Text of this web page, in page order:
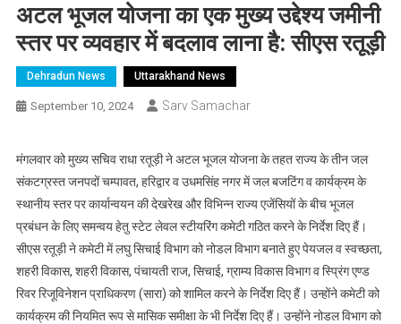
अटल भूजल योजना का एक मुख्य उद्देश्य जमीनी
स्तर पर व्यवहार में बदलाव लाना है: सीएस रतूड़ी
Dehradun News Uttarakhand News
September 10, 2024 Sarv Samachar
मंगलवार को मुख्य सचिव राधा रतूड़ी ने अटल भूजल योजना के तहत राज्य के तीन जल
संकटग्रस्त जनपदों चम्पावत, हरिद्वार व उधमसिंह नगर में जल बजटिंग व कार्यक्रम के
स्थानीय स्तर पर कार्यान्वयन की देखरेख और विभिन्न राज्य एजेंसियों के बीच भूजल
प्रबंधन के लिए समन्वय हेतु स्टेट लेवल स्टीयरिंग कमेटी गठित करने के निर्देश दिए हैं।
सीएस रतूड़ी ने कमेटी में लघु सिचाई विभाग को नोडल विभाग बनाते हुए पेयजल व स्वच्छता,
शहरी विकास, शहरी विकास, पंचायती राज, सिचाई, ग्राम्य विकास विभाग व स्प्रिंग एण्ड
रिवर रिजूविनेशन प्राधिकरण (सारा) को शामिल करने के निर्देश दिए हैं। उन्होंने कमेटी को
कार्यक्रम की नियमित रूप से मासिक समीक्षा के भी निर्देश दिए हैं। उन्होंने नोडल विभाग को